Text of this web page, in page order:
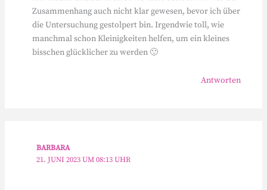
Zusammenhang auch nicht klar gewesen, bevor ich über
die Untersuchung gestolpert bin. Irgendwie toll, wie
manchmal schon Kleinigkeiten helfen, um ein kleines
bisschen glücklicher zu werden 🙂
Antworten
BARBARA
21. JUNI 2023 UM 08:13 UHR